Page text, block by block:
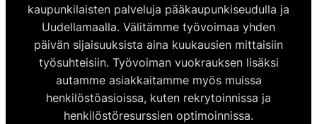
kaupunkilaisten palveluja pääkaupunkiseudulla ja
Uudellamaalla. Välitämme työvoimaa yhden
päivän sijaisuuksista aina kuukausien mittaisiin
työsuhteisiin. Työvoiman vuokrauksen lisäksi
autamme asiakkaitamme myös muissa
henkilöstöasioissa, kuten rekrytoinnissa ja
henkilöstöresurssien optimoinnissa.